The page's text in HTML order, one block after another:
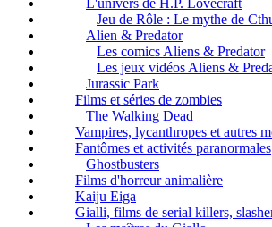
Jeu de Rôle : Le mythe de
Alien & Predator
Les comics Aliens & Predator
Les jeux vidéos Aliens &
Jurassic Park
Films et séries de zombies
The Walking Dead
Vampires, lycanthropes et autres
Fantômes et activités paranormales
Ghostbusters
Films d'horreur animalière
Kaiju Eiga
Gialli, films de serial killers,